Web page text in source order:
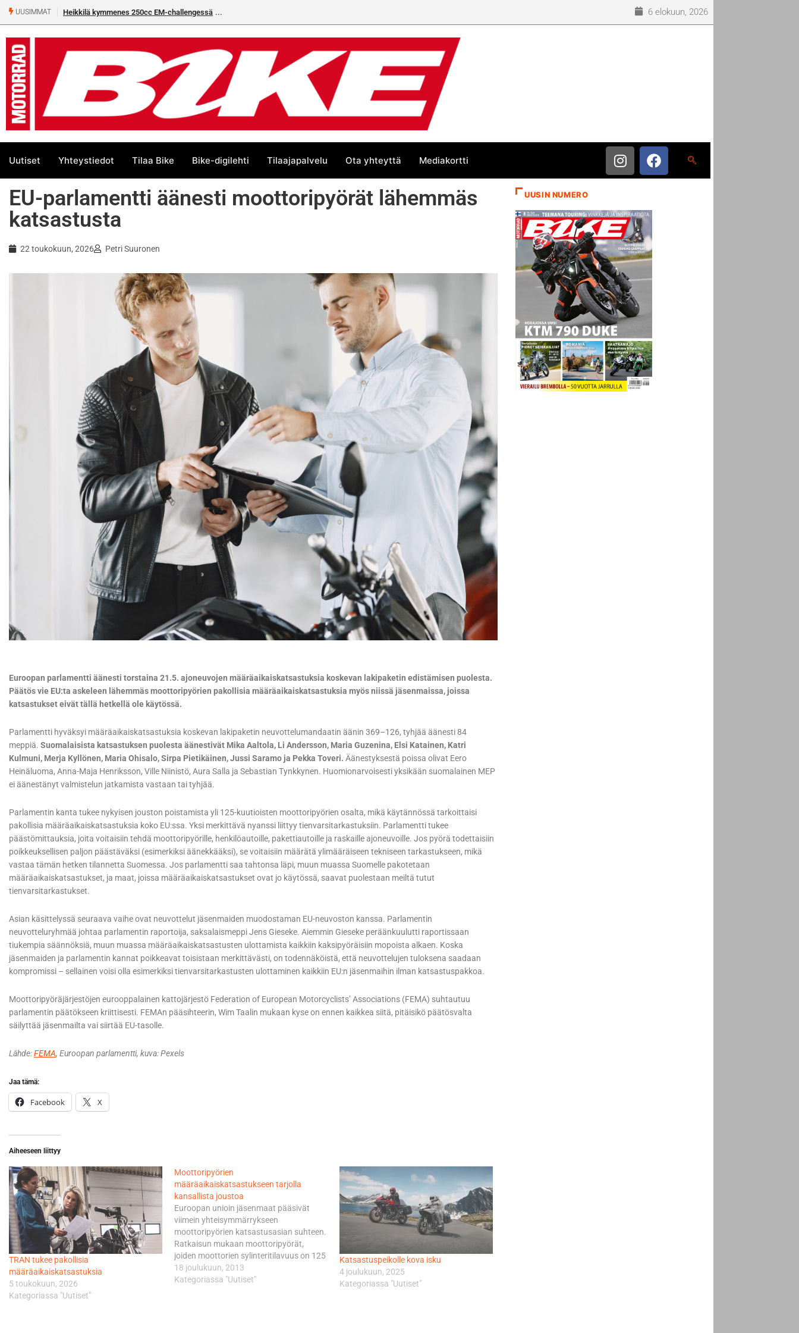
UUSIMMAT
challengessä Rantala flat trackin Euroopan Cupin mestari 6 elokuun, 2026
Uutiset Yhteystiedot Tilaa Bike Bike-digilehti Tilaajapalvelu Ota yhteyttä Mediakortti
EU-parlamentti äänesti moottoripyörät lähemmäs
katsastusta
22 toukokuun, 2026 Petri Suuronen
Euroopan parlamentti äänesti torstaina 21.5. ajoneuvojen määräaikaiskatsastuksia koskevan lakipaketin edistämisen puolesta.
Päätös vie EU:ta askeleen lähemmäs moottoripyörien pakollisia määräaikaiskatsastuksia myös niissä jäsenmaissa, joissa
katsastukset eivät tällä hetkellä ole käytössä.
Parlamentti hyväksyi määräaikaiskatsastuksia koskevan lakipaketin neuvottelumandaatin äänin 369–126, tyhjää äänesti 84
meppiä. Suomalaisista katsastuksen puolesta äänestivät Mika Aaltola, Li Andersson, Maria Guzenina, Elsi Katainen, Katri
Kulmuni, Merja Kyllönen, Maria Ohisalo, Sirpa Pietikäinen, Jussi Saramo ja Pekka Toveri. Äänestyksestä poissa olivat Eero
Heinäluoma, Anna-Maja Henriksson, Ville Niinistö, Aura Salla ja Sebastian Tynkkynen. Huomionarvoisesti yksikään suomalainen MEP
ei äänestänyt valmistelun jatkamista vastaan tai tyhjää.
Parlamentin kanta tukee nykyisen jouston poistamista yli 125-kuutioisten moottoripyörien osalta, mikä käytännössä tarkoittaisi
pakollisia määräaikaiskatsastuksia koko EU:ssa. Yksi merkittävä nyanssi liittyy tienvarsitarkastuksiin. Parlamentti tukee
päästömittauksia, joita voitaisiin tehdä moottoripyörille, henkilöautoille, pakettiautoille ja raskaille ajoneuvoille. Jos pyörä todettaisiin
poikkeuksellisen paljon päästäväksi (esimerkiksi äänekkääksi), se voitaisiin määrätä ylimääräiseen tekniseen tarkastukseen, mikä
vastaa tämän hetken tilannetta Suomessa. Jos parlamentti saa tahtonsa läpi, muun muassa Suomelle pakotetaan
määräaikaiskatsastukset, ja maat, joissa määräaikaiskatsastukset ovat jo käytössä, saavat puolestaan meiltä tutut
tienvarsitarkastukset.
Asian käsittelyssä seuraava vaihe ovat neuvottelut jäsenmaiden muodostaman EU-neuvoston kanssa. Parlamentin
neuvotteluryhmää johtaa parlamentin raportoija, saksalaismeppi Jens Gieseke. Aiemmin Gieseke peräänkuulutti raportissaan
tiukempia säännöksiä, muun muassa määräaikaiskatsastusten ulottamista kaikkiin kaksipyöräisiin mopoista alkaen. Koska
jäsenmaiden ja parlamentin kannat poikkeavat toisistaan merkittävästi, on todennäköistä, että neuvottelujen tuloksena saadaan
kompromissi – sellainen voisi olla esimerkiksi tienvarsitarkastusten ulottaminen kaikkiin EU:n jäsenmaihin ilman katsastuspakkoa.
Moottoripyöräjärjestöjen eurooppalainen kattojärjestö Federation of European Motorcyclists’ Associations (FEMA) suhtautuu
parlamentin päätökseen kriittisesti. FEMAn pääsihteerin, Wim Taalin mukaan kyse on ennen kaikkea siitä, pitäisikö päätösvalta
säilyttää jäsenmailta vai siirtää EU-tasolle.
Lähde:FEMA, Euroopan parlamentti, kuva: Pexels
Jaa tämä:
Facebook X
Aiheeseen liittyy
TRAN tukee pakollisia
määräaikaiskatsastuksia
5 toukokuun, 2026
Kategoriassa "Uutiset"
Moottoripyörien
määräaikaiskatsastukseen tarjolla
kansallista joustoa
Euroopan unioin jäsenmaat pääsivät
viimein yhteisymmärrykseen
moottoripyörien katsastusasian suhteen.
Ratkaisun mukaan moottoripyörät,
joiden moottorien sylinteritilavuus on 125
kuutioita tai enemmän tulisivat
lähtökohtaisesti EU-tasolla
18 joulukuun, 2013
Kategoriassa "Uutiset"
Katsastuspeikolle kova isku
4 joulukuun, 2025
Kategoriassa "Uutiset"
UUSIN NUMERO